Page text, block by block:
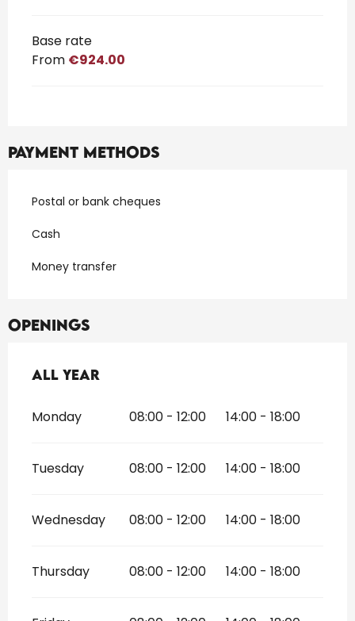
Base rate
From €924.00
Payment methods
Postal or bank cheques
Cash
Money transfer
Openings
All year
All year
Monday 08:00 - 12:00 14:00 - 18:00
Tuesday 08:00 - 12:00 14:00 - 18:00
Wednesday 08:00 - 12:00 14:00 - 18:00
Thursday 08:00 - 12:00 14:00 - 18:00